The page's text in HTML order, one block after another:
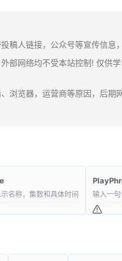
稿人链接，公众号等宣传信
部网络均不受本站控制! 仅供
浏览器，运营商等原因，后期
名称，集数和具体时间 输入一